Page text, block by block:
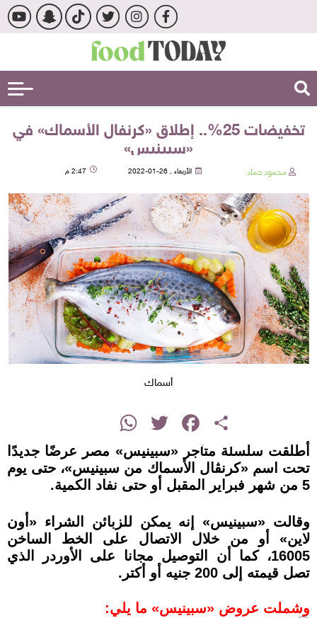
تخفيضات 25%.. إطلاق «كرنفال الأسماك» في
«سبينيس»
محمود حماد الأربعاء , 26-01-2022 2:47 م
أسماك
Share
Facebook
Twitter
WhatsApp
أطلقت سلسلة متاجر «سبينيس» مصر عرضًا جديدًا
تحت اسم «كرنڤال الأسماك من سبينيس»، حتى يوم
5 من شهر فبراير المقبل أو حتى نفاد الكمية.
وقالت «سبينيس» إنه يمكن للزبائن الشراء «أون
لاين» أو من خلال الاتصال على الخط الساخن
16005، كما أن التوصيل مجانا على الأوردر الذي
تصل قيمته إلى 200 جنيه أو أكتر.
وشملت عروض «سبينيس» ما يلي: